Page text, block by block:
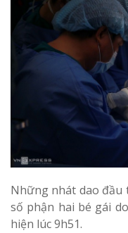
Những nhát dao đầu
số phận hai bé gái
hiện lúc 9h51.